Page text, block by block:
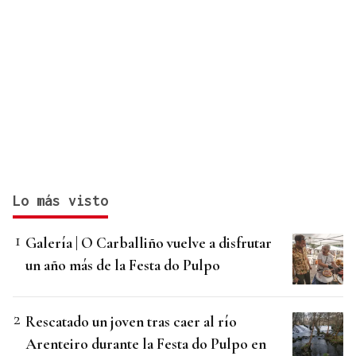
Lo más visto
Galería | O Carballiño vuelve a disfrutar
un año más de la Festa do Pulpo
Rescatado un joven tras caer al río
Arenteiro durante la Festa do Pulpo en